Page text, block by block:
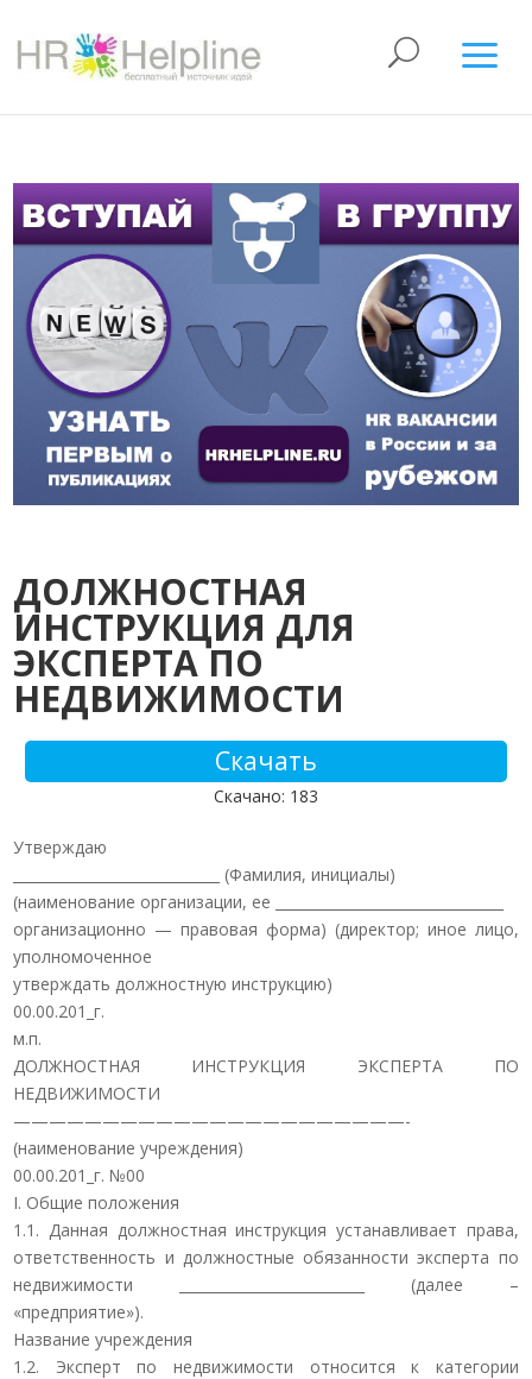
ДОЛЖНОСТНАЯ
ИНСТРУКЦИЯ ДЛЯ
ЭКСПЕРТА ПО
НЕДВИЖИМОСТИ
Скачать
Скачано: 183
Утверждаю
_____________________________ (Фамилия, инициалы)
(наименование организации, ее ________________________________
организационно — правовая форма) (директор; иное лицо,
уполномоченное
утверждать должностную инструкцию)
00.00.201_г.
м.п.
ДОЛЖНОСТНАЯ ИНСТРУКЦИЯ ЭКСПЕРТА ПО
НЕДВИЖИМОСТИ
——————————————————————-
(наименование учреждения)
00.00.201_г. №00
I. Общие положения
1.1. Данная должностная инструкция устанавливает права,
ответственность и должностные обязанности эксперта по
недвижимости __________________________ (далее –
«предприятие»).
Название учреждения
1.2. Эксперт по недвижимости относится к категории